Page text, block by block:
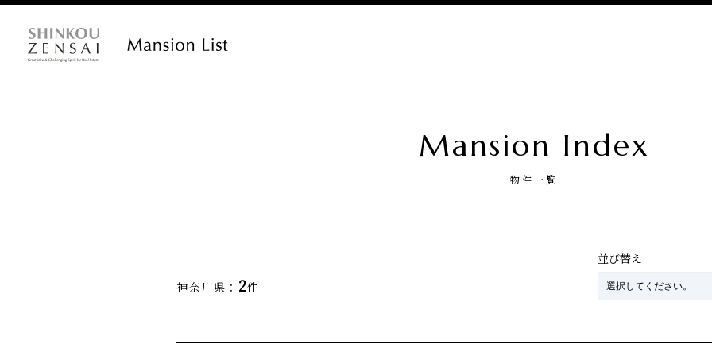
Mansion Index
物件一覧
神奈川県： 2件
並び替え